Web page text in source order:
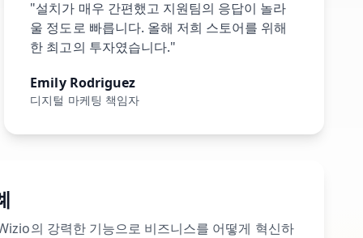
"설치가 매우 간편했고 지원팀의 응답이 놀라
울 정도로 빠릅니다. 올해 저희 스토어를 위해
한 최고의 투자였습니다."
Emily Rodriguez
디지털 마케팅 책임자
의 강력한 기능으로 비즈니스를 어떻게 혁신하